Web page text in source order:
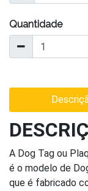
Quantidade
A Dog Tag ou
é o modelo de
que é fabricado